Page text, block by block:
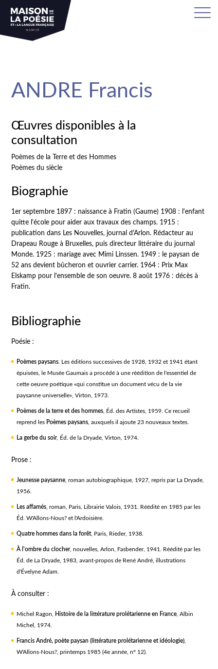
ANDRE Francis
Œuvres disponibles à la
consultation
Poèmes de la Terre et des Hommes
Poèmes du siècle
Biographie
1er septembre 1897 : naissance à Fratin (Gaume) 1908 : l'enfant
quitte l'école pour aider aux travaux des champs. 1915 :
publication dans Les Nouvelles, journal d'Arlon. Rédacteur au
Drapeau Rouge à Bruxelles, puis directeur littéraire du journal
Monde. 1925 : mariage avec Mimi Linssen. 1949 : le paysan de
52 ans devient bûcheron et ouvrier carrier. 1964 : Prix Max
Elskamp pour l'ensemble de son oeuvre. 8 août 1976 : décès à
Fratin.
Bibliographie
Poésie :
Poèmes paysans. Les éditions successives de 1928, 1932 et 1941 étant
épuisées, le Musée Gaumais a procédé à une réédition de l'essentiel de
cette oeuvre poétique «qui constitue un document vécu de la vie
paysanne universelle», Virton, 1973.
Poèmes de la terre et des hommes, Éd. des Artistes, 1959. Ce recueil
reprend les Poèmes paysans, auxquels il ajoute 23 nouveaux textes.
La gerbe du soir, Éd. de la Dryade, Virton, 1974.
Prose :
Jeunesse paysanne, roman autobiographique, 1927, repris par La Dryade,
1956.
Les affamés, roman, Paris, Librairie Valois, 1931. Réédité en 1985 par les
Éd. W'Allons-Nous? et l'Ardoisière.
Quatre hommes dans la forêt, Paris, Rieder, 1938.
À l'ombre du clocher, nouvelles, Arlon, Fasbender, 1941. Réédité par les
Éd. de La Dryade, 1983, avant-propos de René André, illustrations
d'Évelyne Adam.
À consulter :
Michel Ragon, Histoire de la littérature prolétarienne en France, Albin
Michel, 1974.
Francis André, poète paysan (littérature prolétarienne et idéologie),
W'Allons-Nous?, printemps 1985 (4e année, n° 12).